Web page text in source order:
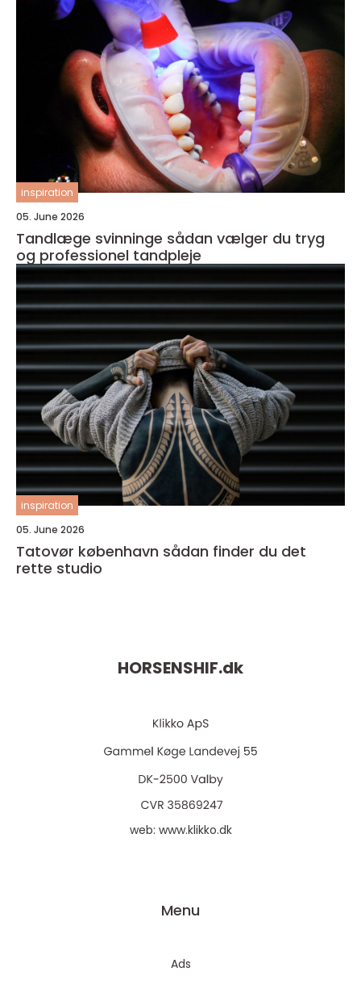
inspiration
05. June 2026
Tandlæge svinninge sådan vælger du tryg
og professionel tandpleje
inspiration
05. June 2026
Tatovør københavn sådan finder du det
rette studio
HORSENSHIF.dk
web: www.klikko.dk
Menu
Ads